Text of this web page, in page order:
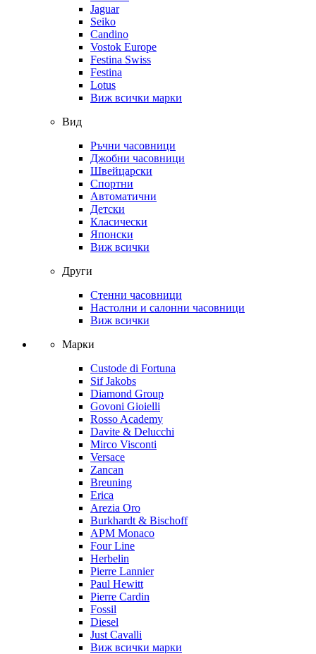
Jaguar
Seiko
Candino
Vostok Europe
Festina Swiss
Festina
Lotus
Виж всички марки
Вид
Ръчни часовници
Джобни часовници
Швейцарски
Спортни
Автоматични
Детски
Класически
Японски
Виж всички
Други
Стенни часовници
Настолни и салонни часовници
Виж всички
Марки
Custode di Fortuna
Sif Jakobs
Diamond Group
Govoni Gioielli
Rosso Academy
Davite & Delucchi
Mirco Visconti
Versace
Zancan
Breuning
Erica
Arezia Oro
Burkhardt & Bischoff
APM Monaco
Four Line
Herbelin
Pierre Lannier
Paul Hewitt
Pierre Cardin
Fossil
Diesel
Just Cavalli
Виж всички марки